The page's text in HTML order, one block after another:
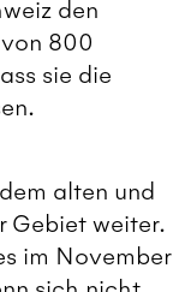
den
800
sie die
alten und
Gebiet weiter.
im November